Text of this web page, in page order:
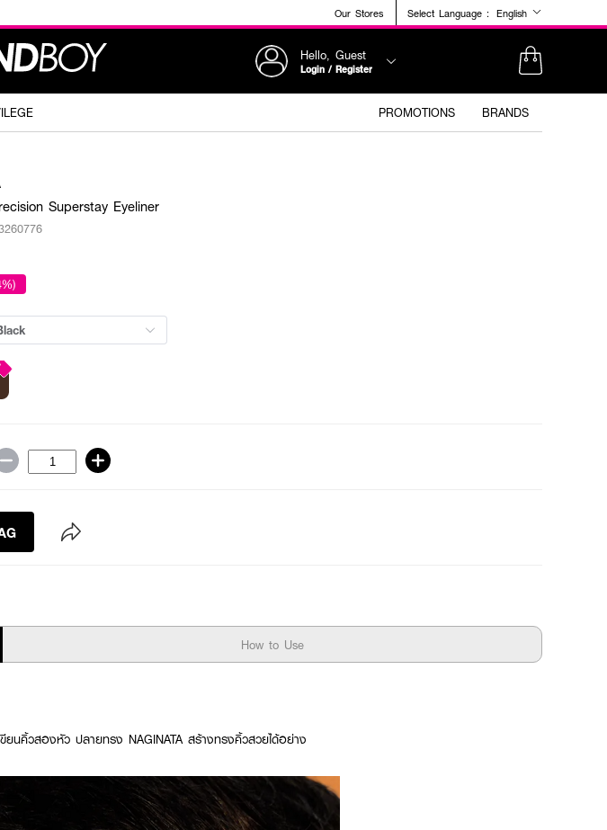
Our Stores Select Language : English
Hello, Guest
Login / Register
PROMOTIONS BRANDS
Superstay Eyeliner
How to Use
ยนคิ้วสองหัว ปลายทรง NAGINATA สร้างทรงคิ้วสวยได้อย่าง